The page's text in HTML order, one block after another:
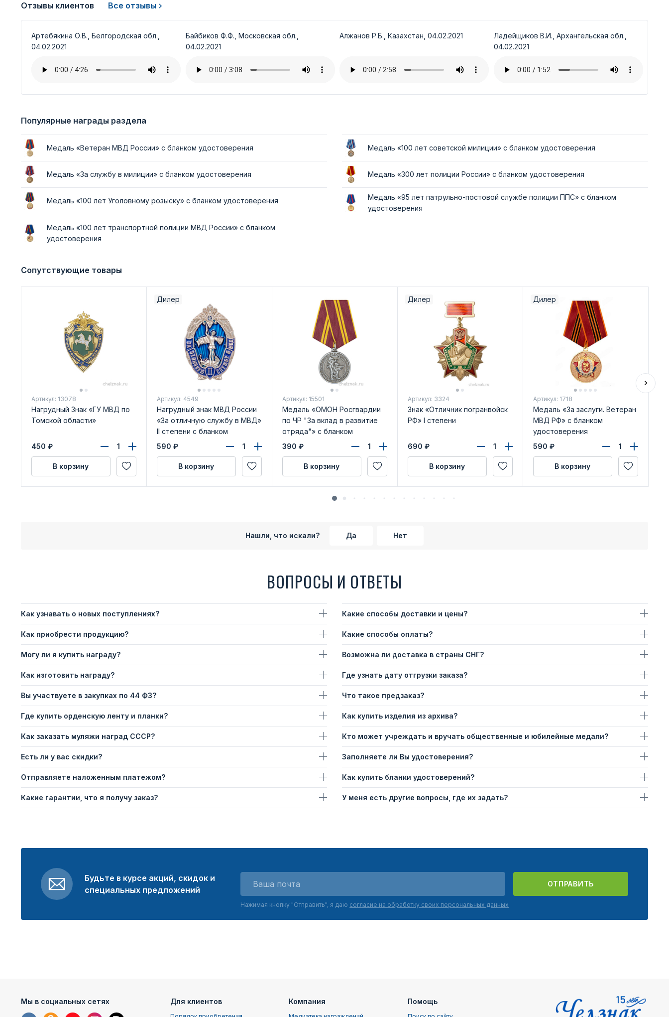
Отзывы клиентов Все отзывы
Артебякина О.В., Белгородская обл.,
04.02.2021
Байбиков Ф.Ф., Московская обл.,
04.02.2021
Алжанов Р.Б., Казахстан, 04.02.2021
Ладейщиков В.И., Архангельская обл.,
04.02.2021
Популярные награды раздела
Медаль «Ветеран МВД России» с бланком удостоверения Медаль «100 лет советской милиции» с бланком удостоверения
Медаль «За службу в милиции» с бланком удостоверения Медаль «300 лет полиции России» с бланком удостоверения
Медаль «100 лет Уголовному розыску» с бланком удостоверения
Медаль «95 лет патрульно-постовой службе полиции ППС» с бланком
удостоверения
Медаль «100 лет транспортной полиции МВД России» с бланком
удостоверения
Сопутствующие товары
Артикул: 13078
Нагрудный Знак «ГУ МВД по
Томской области»
450 ₽
В корзину
Дилер
Артикул: 4549
Нагрудный знак МВД России
«За отличную службу в МВД»
II степени с бланком
удостоверения
590 ₽
В корзину
Артикул: 15501
Медаль «ОМОН Росгвардии
по ЧР "За вклад в развитие
отряда"» с бланком
удостоверения
390 ₽
В корзину
Дилер
Артикул: 3324
Знак «Отличник погранвойск
РФ» I степени
690 ₽
В корзину
Дилер
Артикул: 1718
Медаль «За заслуги. Ветеран
МВД РФ» с бланком
удостоверения
590 ₽
В корзину
Нашли, что искали? Да Нет
ВОПРОСЫ И ОТВЕТЫ
Как узнавать о новых поступлениях?
Как приобрести продукцию?
Могу ли я купить награду?
Как изготовить награду?
Вы участвуете в закупках по 44 ФЗ?
Где купить орденскую ленту и планки?
Как заказать муляжи наград СССР?
Есть ли у вас скидки?
Отправляете наложенным платежом?
Какие гарантии, что я получу заказ?
Какие способы доставки и цены?
Какие способы оплаты?
Возможна ли доставка в страны СНГ?
Где узнать дату отгрузки заказа?
Что такое предзаказ?
Как купить изделия из архива?
Кто может учреждать и вручать общественные и юбилейные медали?
Заполняете ли Вы удостоверения?
Как купить бланки удостоверений?
У меня есть другие вопросы, где их задать?
Будьте в курсе акций, скидок и
специальных предложений
ОТПРАВИТЬ
Нажимая кнопку "Отправить", я даю согласие на обработку своих персональных данных
Мы в социальных сетях Для клиентов Компания Помощь